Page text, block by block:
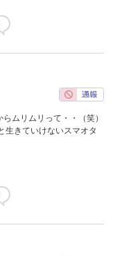
ムリムリって・・（笑）
生きていけないスマオタ